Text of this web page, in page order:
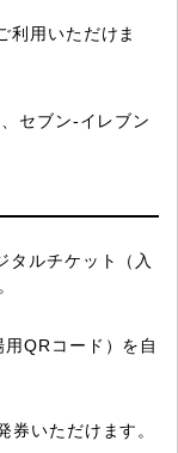
利用いただけま
セブン‐イレブン
タルチケット（入
QRコード）を自
券いただけます。